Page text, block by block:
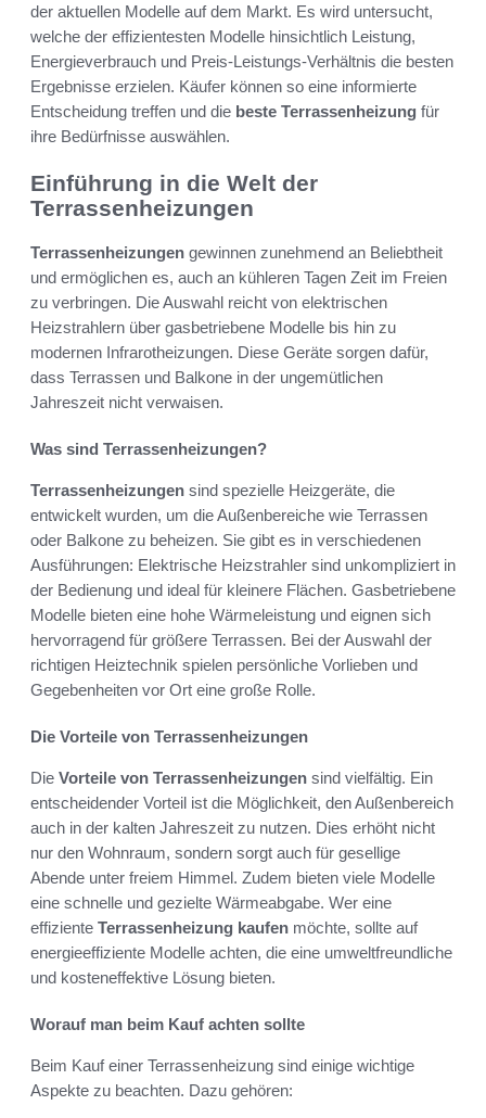
der aktuellen Modelle auf dem Markt. Es wird untersucht,
welche der effizientesten Modelle hinsichtlich Leistung,
Energieverbrauch und Preis-Leistungs-Verhältnis die besten
Ergebnisse erzielen. Käufer können so eine informierte
Entscheidung treffen und die beste Terrassenheizung für
ihre Bedürfnisse auswählen.
Einführung in die Welt der
Terrassenheizungen
Terrassenheizungen gewinnen zunehmend an Beliebtheit
und ermöglichen es, auch an kühleren Tagen Zeit im Freien
zu verbringen. Die Auswahl reicht von elektrischen
Heizstrahlern über gasbetriebene Modelle bis hin zu
modernen Infrarotheizungen. Diese Geräte sorgen dafür,
dass Terrassen und Balkone in der ungemütlichen
Jahreszeit nicht verwaisen.
Was sind Terrassenheizungen?
Terrassenheizungen sind spezielle Heizgeräte, die
entwickelt wurden, um die Außenbereiche wie Terrassen
oder Balkone zu beheizen. Sie gibt es in verschiedenen
Ausführungen: Elektrische Heizstrahler sind unkompliziert in
der Bedienung und ideal für kleinere Flächen. Gasbetriebene
Modelle bieten eine hohe Wärmeleistung und eignen sich
hervorragend für größere Terrassen. Bei der Auswahl der
richtigen Heiztechnik spielen persönliche Vorlieben und
Gegebenheiten vor Ort eine große Rolle.
Die Vorteile von Terrassenheizungen
Die Vorteile von Terrassenheizungen sind vielfältig. Ein
entscheidender Vorteil ist die Möglichkeit, den Außenbereich
auch in der kalten Jahreszeit zu nutzen. Dies erhöht nicht
nur den Wohnraum, sondern sorgt auch für gesellige
Abende unter freiem Himmel. Zudem bieten viele Modelle
eine schnelle und gezielte Wärmeabgabe. Wer eine
effiziente Terrassenheizung kaufen möchte, sollte auf
energieeffiziente Modelle achten, die eine umweltfreundliche
und kosteneffektive Lösung bieten.
Worauf man beim Kauf achten sollte
Beim Kauf einer Terrassenheizung sind einige wichtige
Aspekte zu beachten. Dazu gehören: